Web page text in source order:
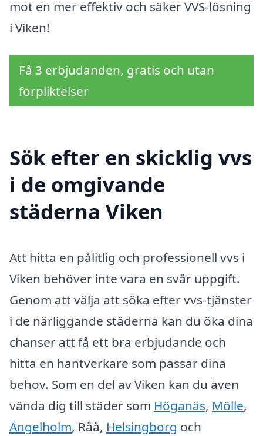
mot en mer effektiv och säker VVS-lösning
i Viken!
Få 3 erbjudanden, gratis och utan
förpliktelser
Sök efter en skicklig vvs
i de omgivande
städerna Viken
Att hitta en pålitlig och professionell vvs i
Viken behöver inte vara en svår uppgift.
Genom att välja att söka efter vvs-tjänster
i de närliggande städerna kan du öka dina
chanser att få ett bra erbjudande och
hitta en hantverkare som passar dina
behov. Som en del av Viken kan du även
vända dig till städer som Höganäs, Mölle,
Ängelholm, Råå, Helsingborg och